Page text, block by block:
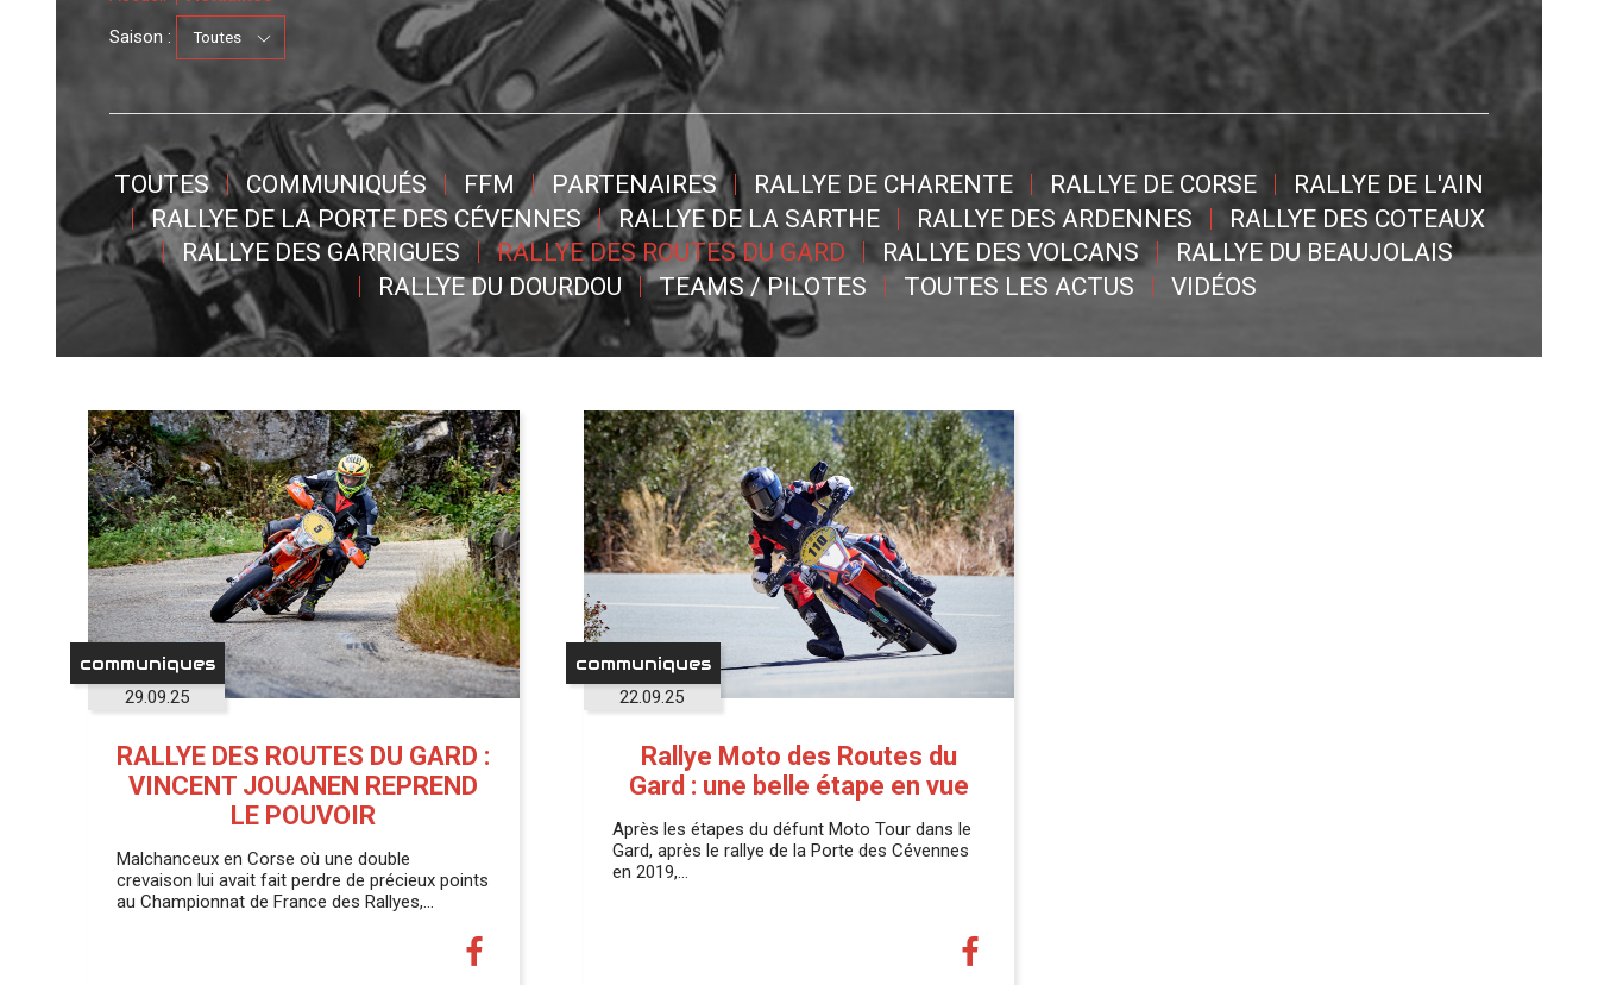
Saison :
TOUTES COMMUNIQUÉS FFM PARTENAIRES RALLYE DE CHARENTE RALLYE DE CORSE
RALLYE DE L'AIN
RALLYE DE LA PORTE DES CÉVENNES
RALLYE DE LA SARTHE RALLYE DES ARDENNES
RALLYE DES COTEAUX
RALLYE DES GARRIGUES
RALLYE DES ROUTES DU GARD RALLYE DES VOLCANS
RALLYE DU BEAUJOLAIS
RALLYE DU DOURDOU
TEAMS / PILOTES TOUTES LES ACTUS VIDÉOS
communiques
29.09.25
RALLYE DES ROUTES DU GARD :
VINCENT JOUANEN REPREND
LE POUVOIR
Malchanceux en Corse où une double
crevaison lui avait fait perdre de précieux points
au Championnat de France des Rallyes,…
communiques
22.09.25
Rallye Moto des Routes du
Gard : une belle étape en vue
Après les étapes du défunt Moto Tour dans le
Gard, après le rallye de la Porte des Cévennes
en 2019,…